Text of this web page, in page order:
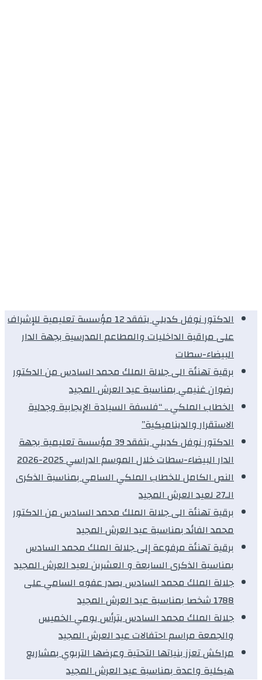
الدكتور نوفل كديلي يتفقد 12 مؤسسة تعليمية للإشراف
على مراقبة الداخليات والمطاعم المدرسية بجهة الدار
البيضاء-سطات
برقية تهنئة الى جلالة الملك محمد السادس من الدكتور
رضوان غنيمي بمناسبة عيد العرش المجيد
الخطاب الملكي .. “فلسفة السيادة الإيجابية وجدلية
الاستقرار والديناميكية”
الدكتور نوفل كديلي يتفقد 39 مؤسسة تعليمية بجهة
الدار البيضاء-سطات خلال الموسم الدراسي 2025-2026
النص الكامل للخطاب الملكي السامي بمناسبة الذكرى
الـ27 لعيد العرش المجيد
برقية تهنئة الى جلالة الملك محمد السادس من الدكتور
محمد الفائد بمناسبة عيد العرش المجيد
برقية تهنئة مرفوعة إلى جلالة الملك محمد السادس
بمناسبة الذكرى السابعة و العشرين لعيد العرش المجيد
جلالة الملك محمد السادس يصدر عفوه السامي على
1788 شخصا بمناسبة عيد العرش المجيد
جلالة الملك محمد السادس يترأس يومي الخميس
والجمعة مراسم احتفالات عيد العرش المجيد
مراكش تعزز بنياتها التحتية وعرضها التربوي بمشاريع
هيكلية واعدة بمناسبة عيد العرش المجيد